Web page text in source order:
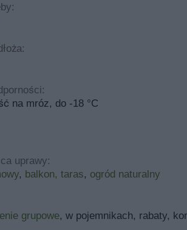
na mróz, do -18 °C
uprawy:
, balkon, taras, ogród naturalny
grupowe, w pojemnikach, rabaty,